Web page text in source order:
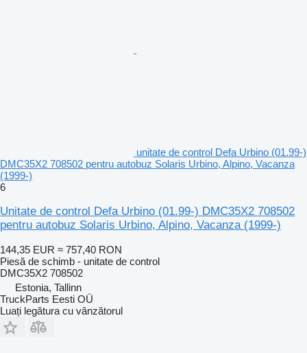
unitate de control Defa Urbino (01.99-)
DMC35X2 708502 pentru autobuz Solaris Urbino, Alpino, Vacanza
(1999-)
6
Unitate de control Defa Urbino (01.99-) DMC35X2 708502
pentru autobuz Solaris Urbino, Alpino, Vacanza (1999-)
144,35 EUR ≈ 757,40 RON
Piesă de schimb - unitate de control
DMC35X2 708502
Estonia, Tallinn
TruckParts Eesti OÜ
Luați legătura cu vânzătorul